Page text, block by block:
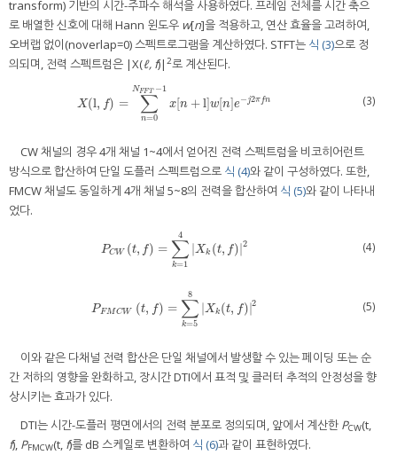
transform) 기반의 시간-주파수 해석을 사용하였다. 프레임 전체를 시간 축으
로 배열한 신호에 대해 Hann 윈도우 w[n]을 적용하고, 연산 효율을 고려하여,
오버랩 없이(noverlap=0) 스펙트로그램을 계산하였다. STFT는 식 (3)으로 정
의되며, 전력 스펙트럼은 |X(ℓ, f)| 2로 계산된다.
X(l, f) = ∑
n=0
NFFT −1
x[n +l]w[n]e− j2πfn
X(l, )= ∑n= NF FT −1x[n +l]w[n]e−j2πfn (3)
CW 채널의 경우 4개 채널 1~4에서 얻어진 전력 스펙트럼을 비코히어런트
방식으로 합산하여 단일 도플러 스펙트럼으로 식 (4)와 같이 구성하였다. 또한,
FMCW 채널도 동일하게 4개 채널 5~8의 전력을 합산하여 식 (5)와 같이 나타내
었다.
PCW (t, f) = ∑
k=1
4
|Xk (t, f) |2
PCW (t,f )=∑ k= 1 4Xk(t,f)2 (4)
PFMCW (t, f) = ∑
k=5
8
|Xk (t, f) |2
PFMCW (t,f =∑ k= 8 Xk(t,f)2 (5)
이와 같은 다채널 전력 합산은 단일 채널에서 발생할 수 있는 페이딩 또는 순
간 저하의 영향을 완화하고, 장시간 DTI에서 표적 및 클러터 추적의 안정성을 향
상시키는 효과가 있다.
DTI는 시간-도플러 평면에서의 전력 분포로 정의되며, 앞에서 계산한 PCW(t,
f), PFMCW(t, f)를 dB 스케일로 변환하여 식 (6)과 같이 표현하였다.